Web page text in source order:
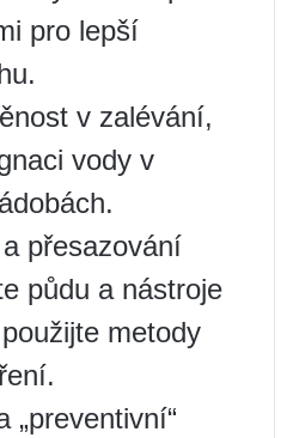
pro lepší
v zalévání,
vody v
přesazování
půdu a nástroje
metody
„preventivní“